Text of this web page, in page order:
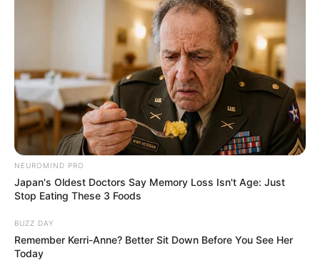
NEUROMIND PRO
Japan's Oldest Doctors Say Memory Loss Isn't Age: Just
Stop Eating These 3 Foods
BUZZ DAY
Remember Kerri-Anne? Better Sit Down Before You See Her
Today